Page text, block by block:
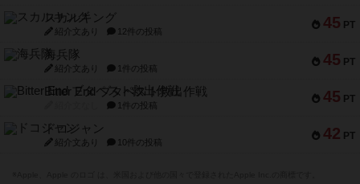
45 PT
スカルキング
紹介文あり 12件の投稿
45 PT
海兵隊
紹介文あり 1件の投稿
45 PT
Bitter End ブタペスト救出作戦
1件の投稿
42 PT
ドコジャン
紹介文あり 10件の投稿